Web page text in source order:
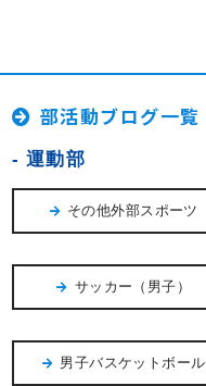
部活動ブログ一覧
運動部
その他外部スポーツ
サッカー（男子）
男子バスケットボール